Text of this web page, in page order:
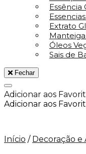
Essência
Extrato
Óleos
Sais de
Fechar
Adicionar aos
Adicionar aos
Início / Decoração e